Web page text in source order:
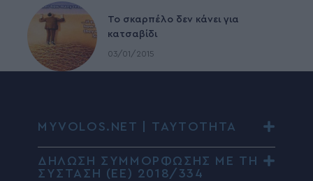
To σκαρπέλο δεν κάνει για
κατσαβίδι
03/01/2015
MYVOLOS.NET | ΤΑΥΤΟΤΗΤΑ
ΔΗΛΩΣΗ ΣΥΜΜΟΡΦΩΣΗΣ ΜΕ ΤΗ
ΣΥΣΤΑΣΗ (ΕΕ) 2018/334